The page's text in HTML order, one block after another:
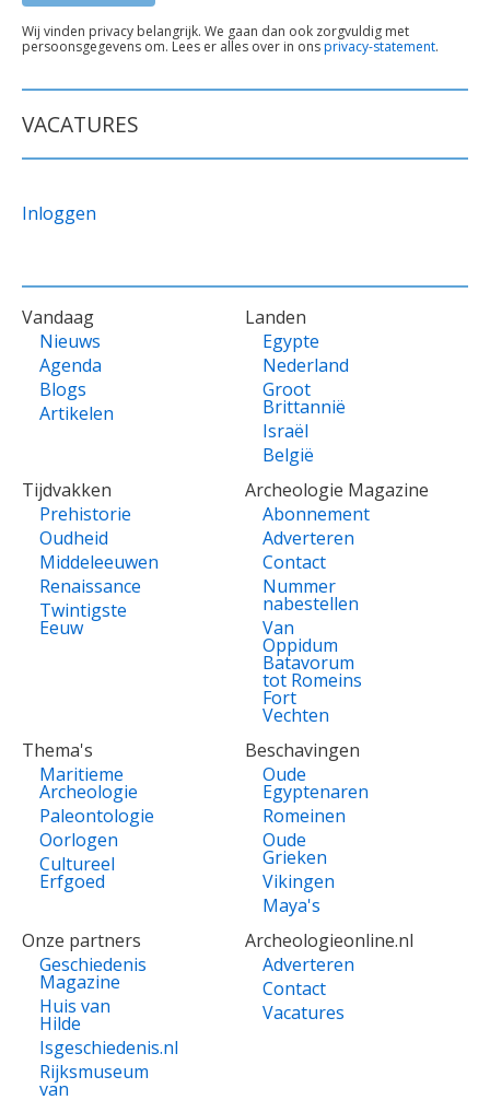
TEKST
ONDER
Wij vinden privacy belangrijk. We gaan dan ook zorgvuldig met
persoonsgegevens om. Lees er alles over in onsprivacy-statement.
VACATURES
Inloggen
VOET
Vandaag
Nieuws
Agenda
Blogs
Artikelen
Landen
Egypte
Nederland
Groot
Brittannië
Israël
België
Tijdvakken
Prehistorie
Oudheid
Middeleeuwen
Renaissance
Twintigste
Eeuw
Archeologie Magazine
Abonnement
Adverteren
Contact
Nummer
nabestellen
Van
Oppidum
Batavorum
tot Romeins
Fort
Vechten
Thema's
Maritieme
Archeologie
Paleontologie
Oorlogen
Cultureel
Erfgoed
Beschavingen
Oude
Egyptenaren
Romeinen
Oude
Grieken
Vikingen
Maya's
Onze partners
Geschiedenis
Magazine
Huis van
Hilde
Isgeschiedenis.nl
Rijksmuseum
van
Archeologieonline.nl
Adverteren
Contact
Vacatures